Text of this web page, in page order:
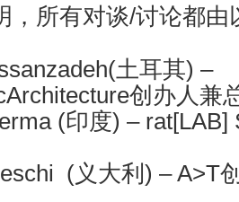
，所有对谈/讨论都
土耳其) –
创办人兼
(印度) – rat[LAB]
(义大利) – A>T